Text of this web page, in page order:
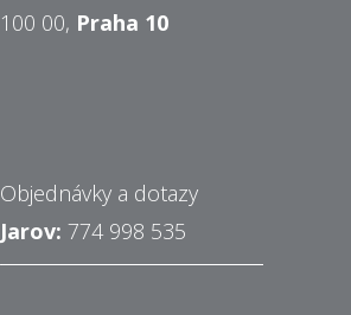
100 00, Praha 10
Objednávky a dotazy
Jarov: 774 998 535